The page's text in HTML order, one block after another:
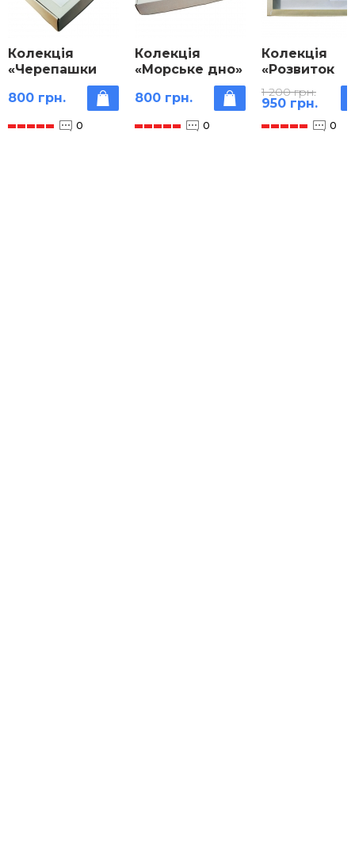
Колекція
«Черепашки
800 грн.
0
Колекція
«Морське дно»
800 грн.
0
Колекція
«Розвиток
комах з
неповним
(Сарана)»
1 200 грн.
950 грн.
0